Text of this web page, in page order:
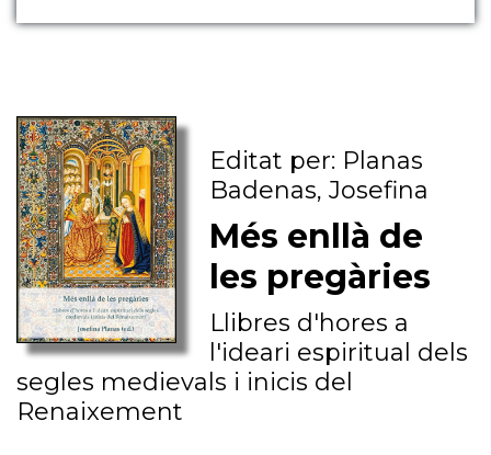
Editat per: Planas
Badenas, Josefina
Més enllà de
les pregàries
Llibres d'hores a
l'ideari espiritual dels
segles medievals i inicis del
Renaixement